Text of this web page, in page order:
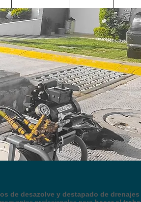
de desazolve y destapado de drenajes